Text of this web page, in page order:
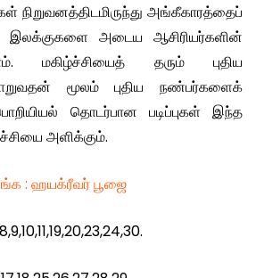
நிறுவனத்திடமிருந்து அங்கீகாரத்தைப்
இலக்குகளை அடைய ஆசிரியர்களின்
மகிழ்ச்சியைத் தரும் புதிய
மூலம் புதிய நண்பர்களைக்
தொடர்பான படிப்புகள் இந்த
அளிக்கும்.
: ஹயக்ரீவர் பூஜை